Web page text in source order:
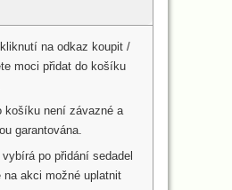
na odkaz koupit /
moci přidat do košíku
košíku není závazné a
garantována.
po přidání sedadel
akci možné uplatnit